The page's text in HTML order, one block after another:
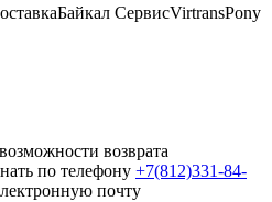
Байкал СервисVirtransPony
возврата
по телефону +7(812)331-84-
почту